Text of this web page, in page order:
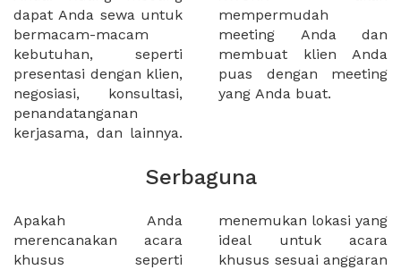
dapat Anda sewa untuk
bermacam-macam
kebutuhan, seperti
presentasi dengan klien,
negosiasi, konsultasi,
penandatanganan
kerjasama, dan lainnya.
mempermudah
meeting Anda dan
membuat klien Anda
puas dengan meeting
yang Anda buat.
Serbaguna
Apakah Anda
merencanakan acara
khusus seperti
menemukan lokasi yang
ideal untuk acara
khusus sesuai anggaran